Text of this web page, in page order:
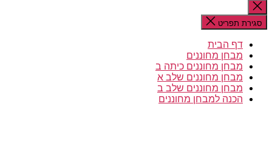
סגירת
החיפוש
סגירת תפריט
דף הבית
מבחן מחוננים
מבחן מחוננים כיתה ב
מבחן מחוננים שלב א
מבחן מחוננים שלב ב
הכנה למבחן מחוננים